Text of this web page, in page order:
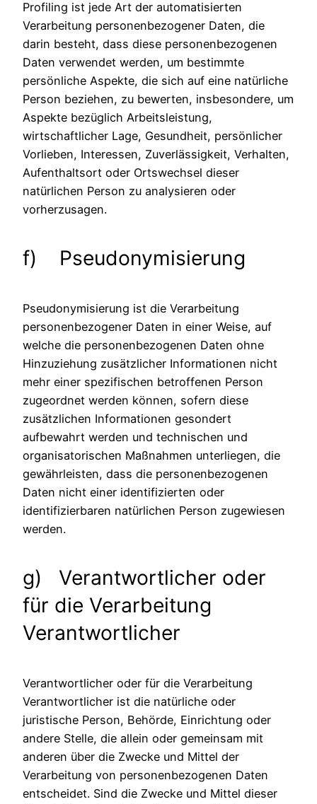
Profiling ist jede Art der automatisierten
Verarbeitung personenbezogener Daten, die
darin besteht, dass diese personenbezogenen
Daten verwendet werden, um bestimmte
persönliche Aspekte, die sich auf eine natürliche
Person beziehen, zu bewerten, insbesondere, um
Aspekte bezüglich Arbeitsleistung,
wirtschaftlicher Lage, Gesundheit, persönlicher
Vorlieben, Interessen, Zuverlässigkeit, Verhalten,
Aufenthaltsort oder Ortswechsel dieser
natürlichen Person zu analysieren oder
vorherzusagen.
f) Pseudonymisierung
Pseudonymisierung ist die Verarbeitung
personenbezogener Daten in einer Weise, auf
welche die personenbezogenen Daten ohne
Hinzuziehung zusätzlicher Informationen nicht
mehr einer spezifischen betroffenen Person
zugeordnet werden können, sofern diese
zusätzlichen Informationen gesondert
aufbewahrt werden und technischen und
organisatorischen Maßnahmen unterliegen, die
gewährleisten, dass die personenbezogenen
Daten nicht einer identifizierten oder
identifizierbaren natürlichen Person zugewiesen
werden.
g) Verantwortlicher oder
für die Verarbeitung
Verantwortlicher
Verantwortlicher oder für die Verarbeitung
Verantwortlicher ist die natürliche oder
juristische Person, Behörde, Einrichtung oder
andere Stelle, die allein oder gemeinsam mit
anderen über die Zwecke und Mittel der
Verarbeitung von personenbezogenen Daten
entscheidet. Sind die Zwecke und Mittel dieser